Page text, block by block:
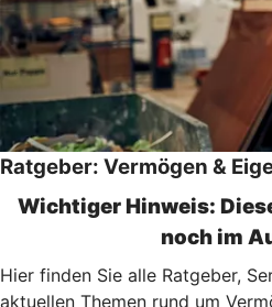
Ratgeber: Vermögen &
Wichtiger Hinweis:
noch im
Hier finden Sie alle Ratgeber,
aktuellen Themen rund um